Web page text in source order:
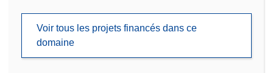
Voir tous les projets financés dans ce
domaine